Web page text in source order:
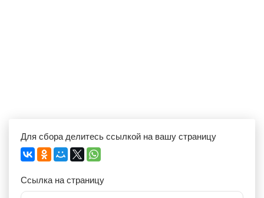
Для сбора делитесь ссылкой на вашу страницу
Ссылка на страницу